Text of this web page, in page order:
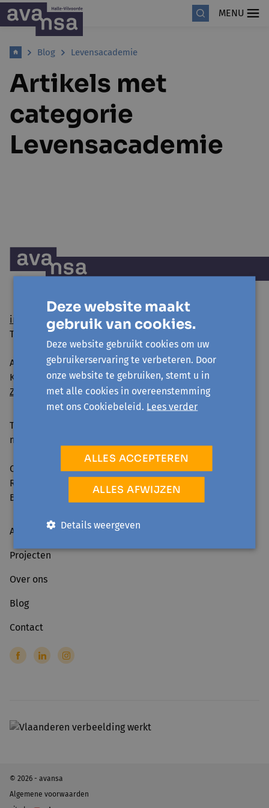
MENU
Blog Levensacademie
Artikels met
categorie
Levensacademie
info@avansa-hallevilvoorde.be
Tel. 02 454 54 01
Avansa Halle-Vilvoorde vzw
Kattestraat 25 - 1745 Opwijk
Zo geraak je er
Telefonisch bereikbaar:
ma-vr 09:00-12:30 & 13:30-16:00
Ondernemingsnummer: 0861.240.630
RPR: Brussel
BE98 0014 0882 7693
Activiteiten
Projecten
Over ons
Blog
Contact
© 2026 - avansa
Algemene voorwaarden
Deze website maakt
gebruik van cookies.
Deze website gebruikt cookies om uw
gebruikerservaring te verbeteren. Door
onze website te gebruiken, stemt u in
met alle cookies in overeenstemming
met ons Cookiebeleid. Lees verder
ALLES ACCEPTEREN
ALLES AFWIJZEN
Details weergeven